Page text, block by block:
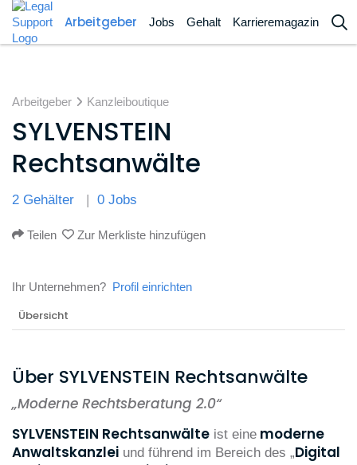
Arbeitgeber Jobs Gehalt Karrieremagazin
Arbeitgeber Kanzleiboutique
SYLVENSTEIN
Rechtsanwälte
2 Gehälter 0 Jobs
Teilen Zur Merkliste hinzufügen
Ihr Unternehmen? Profil einrichten
Übersicht
Über SYLVENSTEIN Rechtsanwälte
„Moderne Rechtsberatung 2.0“
SYLVENSTEIN Rechtsanwälte ist eine moderne
Anwaltskanzlei und führend im Bereich des „Digital